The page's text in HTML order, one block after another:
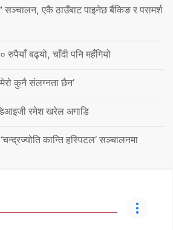
सञ्चालन, एकै ठाउँबाट पाइनेछ बैंकिङ र परामर्श
रुपैयाँ बढ्यो, चाँदी पनि महँगियो
मेरो कुनै संलग्नता छैन’
डिआइजी रमेश खरेल अगाडि
कान्ति हस्पिटल’ सञ्चालनमा